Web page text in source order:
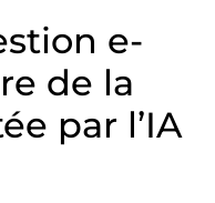
e-
de la
par l’IA